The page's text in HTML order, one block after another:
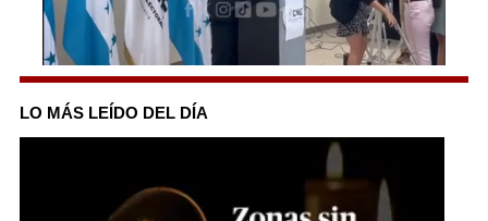
0
of
1
minute,
LO MÁS LEÍDO DEL DÍA